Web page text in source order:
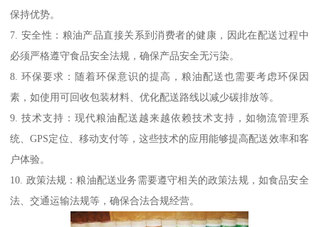
保持优势。
7. 安全性：粮油产品直接关系到消费者的健康，因此在配送过程中
必须严格遵守食品安全法规，确保产品安全无污染。
8. 环保要求：随着环保意识的提高，粮油配送也需要考虑环保因
素，如使用可回收包装材料、优化配送路线以减少碳排放等。
9. 技术支持：现代粮油配送越来越依赖技术支持，如物流管理系
统、GPS定位、移动支付等，这些技术的应用能够提高配送效率和客
户体验。
10. 政策法规：粮油配送业务需要遵守相关的政策法规，如食品安全
法、交通运输法规等，确保合法合规经营。